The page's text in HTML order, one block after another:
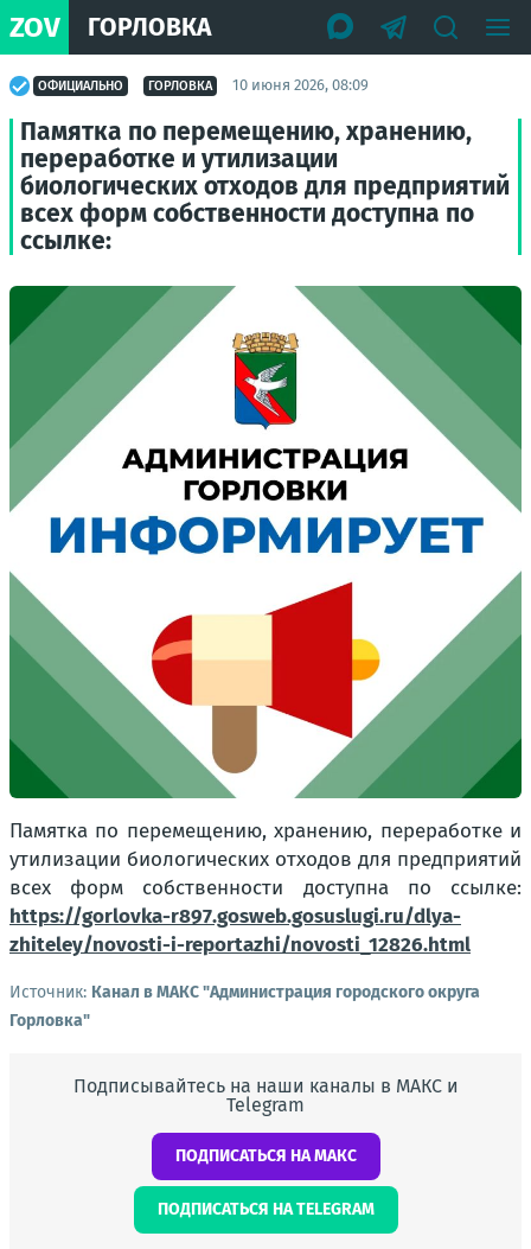
ZOV ГОРЛОВКА
ОФИЦИАЛЬНО ГОРЛОВКА 10 июня 2026, 08:09
Памятка по перемещению, хранению,
переработке и утилизации
биологических отходов для предприятий
всех форм собственности доступна по
ссылке:
Памятка по перемещению, хранению, переработке и
утилизации биологических отходов для предприятий
всех форм собственности доступна по ссылке:
https://gorlovka-r897.gosweb.gosuslugi.ru/dlya-
zhiteley/novosti-i-reportazhi/novosti_12826.html
Источник: Канал в МАКС "Администрация городского округа
Горловка"
Подписывайтесь на наши каналы в МАКС и
Telegram
ПОДПИСАТЬСЯ НА МАКС
ПОДПИСАТЬСЯ НА TELEGRAM